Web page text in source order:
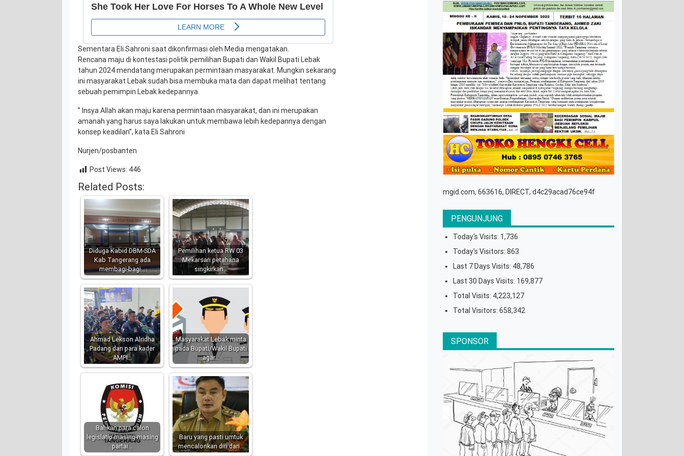
Sementara Eli Sahroni saat dikonfirmasi oleh Media mengatakan.
Rencana maju di kontestasi politik pemilihan Bupati dan Wakil Bupati Lebak
tahun 2024 mendatang merupakan permintaan masyarakat. Mungkin sekarang
ini masyarakat Lebak sudah bisa membuka mata dan dapat melihat tentang
sebuah pemimpin Lebak kedepannya.
” Insya Allah akan maju karena permintaan masyarakat, dan ini merupakan
amanah yang harus saya lakukan untuk membawa lebih kedepannya dengan
konsep keadilan”, kata Eli Sahroni
Nurjen/posbanten
Post Views: 446
Related Posts:
Diduga Kabid DBM-SDA
Kab Tangerang ada
membagi-bagi…
Pemilihan ketua RW 03
Mekarsari petahana
singkirkan…
Ahmad Lekson Alridha
Padang dan para kader
AMPI…
Masyarakat Lebak minta
pada Bupati/Wakil Bupati
agar…
Bahkan para calon
legislatip masing-masing
partai…
Baru yang pasti umtuk
mencalonkan diri dari…
mgid.com, 663616, DIRECT, d4c29acad76ce94f
PENGUNJUNG
Today's Visits: 1,736
Today's Visitors:863
Last 7 Days Visits: 48,786
Last 30 Days Visits: 169,877
Total Visits: 4,223,127
Total Visitors:658,342
SPONSOR